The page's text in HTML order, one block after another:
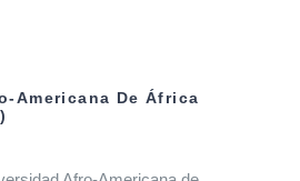
Americana De África